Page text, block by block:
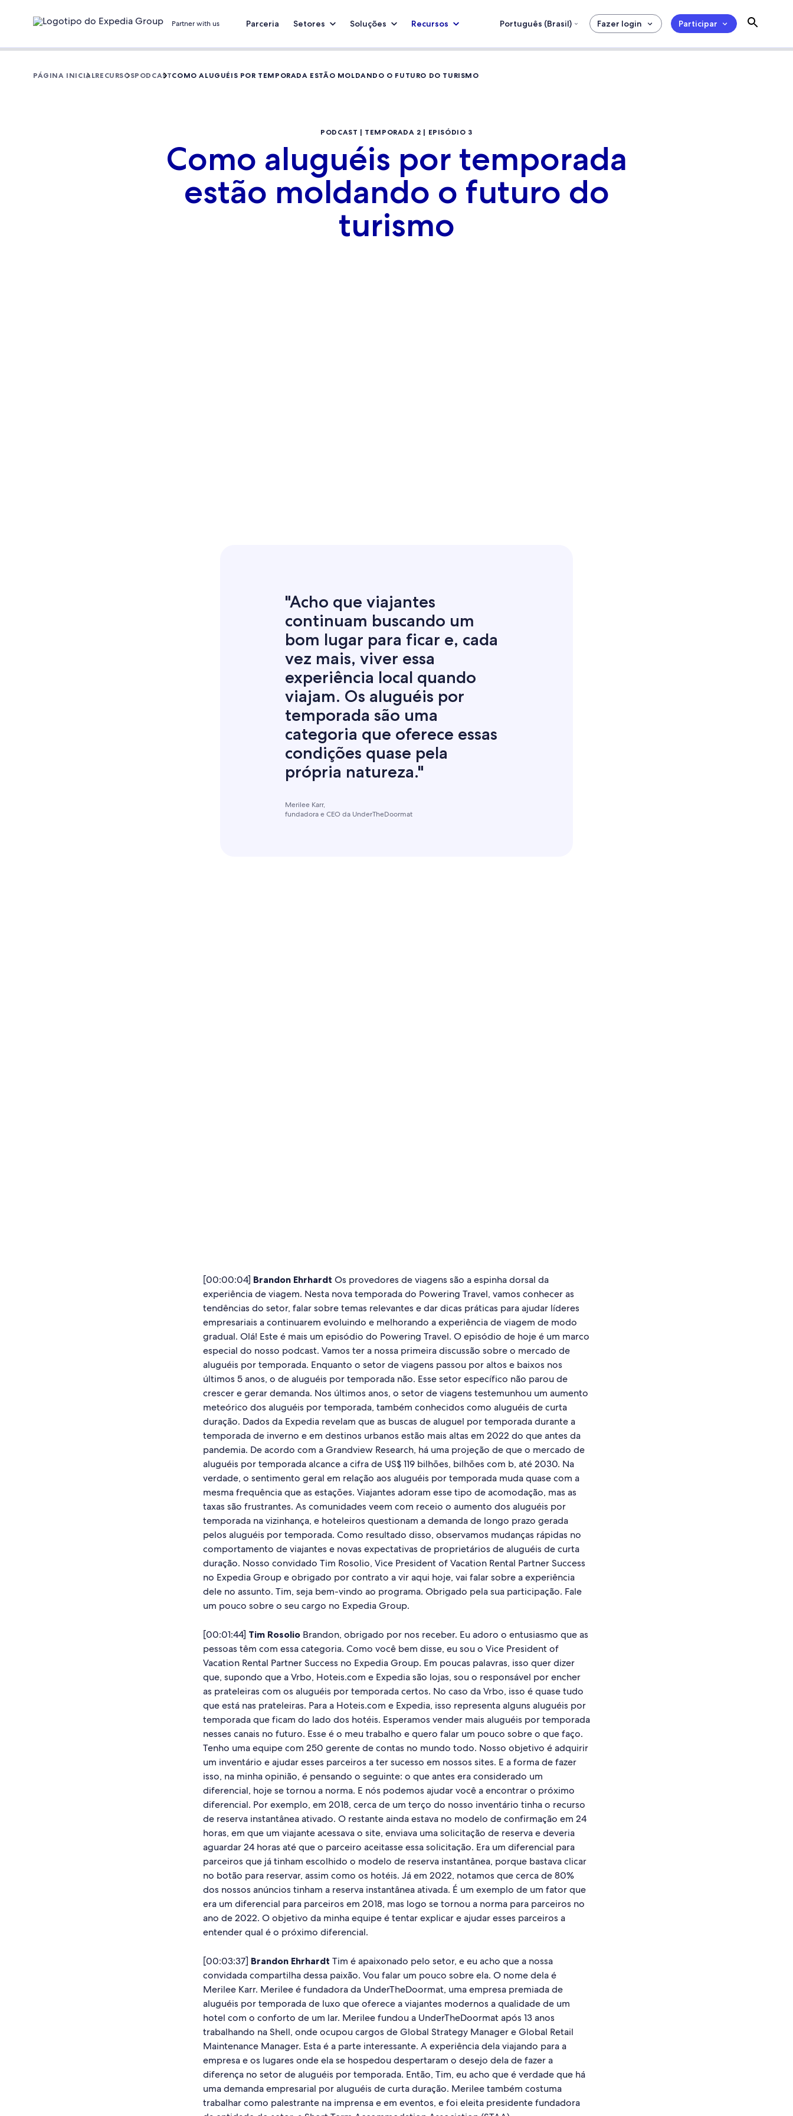
Partner with us Parceria Setores Soluções Recursos Português (Brasil) Fazer login Participar
PÁGINA INICIALRECURSOSPODCASTCOMO ALUGUÉIS POR TEMPORADA ESTÃO MOLDANDO O FUTURO DO TURISMO
PODCAST | TEMPORADA 2 | EPISÓDIO 3
Como aluguéis por temporada
estão moldando o futuro do
turismo
"Acho que viajantes
continuam buscando um
bom lugar para ficar e, cada
vez mais, viver essa
experiência local quando
viajam. Os aluguéis por
temporada são uma
categoria que oferece essas
condições quase pela
própria natureza."
Merilee Karr,
fundadora e CEO da UnderTheDoormat
[00:00:04] Brandon Ehrhardt Os provedores de viagens são a espinha dorsal da
experiência de viagem. Nesta nova temporada do Powering Travel, vamos conhecer as
tendências do setor, falar sobre temas relevantes e dar dicas práticas para ajudar líderes
empresariais a continuarem evoluindo e melhorando a experiência de viagem de modo
gradual. Olá! Este é mais um episódio do Powering Travel. O episódio de hoje é um marco
especial do nosso podcast. Vamos ter a nossa primeira discussão sobre o mercado de
aluguéis por temporada. Enquanto o setor de viagens passou por altos e baixos nos
últimos 5 anos, o de aluguéis por temporada não. Esse setor específico não parou de
crescer e gerar demanda. Nos últimos anos, o setor de viagens testemunhou um aumento
meteórico dos aluguéis por temporada, também conhecidos como aluguéis de curta
duração. Dados da Expedia revelam que as buscas de aluguel por temporada durante a
temporada de inverno e em destinos urbanos estão mais altas em 2022 do que antes da
pandemia. De acordo com a Grandview Research, há uma projeção de que o mercado de
aluguéis por temporada alcance a cifra de US$ 119 bilhões, bilhões com b, até 2030. Na
verdade, o sentimento geral em relação aos aluguéis por temporada muda quase com a
mesma frequência que as estações. Viajantes adoram esse tipo de acomodação, mas as
taxas são frustrantes. As comunidades veem com receio o aumento dos aluguéis por
temporada na vizinhança, e hoteleiros questionam a demanda de longo prazo gerada
pelos aluguéis por temporada. Como resultado disso, observamos mudanças rápidas no
comportamento de viajantes e novas expectativas de proprietários de aluguéis de curta
duração. Nosso convidado Tim Rosolio, Vice President of Vacation Rental Partner Success
no Expedia Group e obrigado por contrato a vir aqui hoje, vai falar sobre a experiência
dele no assunto. Tim, seja bem-vindo ao programa. Obrigado pela sua participação. Fale
um pouco sobre o seu cargo no Expedia Group.
[00:01:44] Tim RosolioBrandon, obrigado por nos receber. Eu adoro o entusiasmo que as
pessoas têm com essa categoria. Como você bem disse, eu sou o Vice President of
Vacation Rental Partner Success no Expedia Group. Em poucas palavras, isso quer dizer
que, supondo que a Vrbo, Hoteis.com e Expedia são lojas, sou o responsável por encher
as prateleiras com os aluguéis por temporada certos. No caso da Vrbo, isso é quase tudo
que está nas prateleiras. Para a Hoteis.com e Expedia, isso representa alguns aluguéis por
temporada que ficam do lado dos hotéis. Esperamos vender mais aluguéis por temporada
nesses canais no futuro. Esse é o meu trabalho e quero falar um pouco sobre o que faço.
Tenho uma equipe com 250 gerente de contas no mundo todo. Nosso objetivo é adquirir
um inventário e ajudar esses parceiros a ter sucesso em nossos sites. E a forma de fazer
isso, na minha opinião, é pensando o seguinte: o que antes era considerado um
diferencial, hoje se tornou a norma. E nós podemos ajudar você a encontrar o próximo
diferencial. Por exemplo, em 2018, cerca de um terço do nosso inventário tinha o recurso
de reserva instantânea ativado. O restante ainda estava no modelo de confirmação em 24
horas, em que um viajante acessava o site, enviava uma solicitação de reserva e deveria
aguardar 24 horas até que o parceiro aceitasse essa solicitação. Era um diferencial para
parceiros que já tinham escolhido o modelo de reserva instantânea, porque bastava clicar
no botão para reservar, assim como os hotéis. Já em 2022, notamos que cerca de 80%
dos nossos anúncios tinham a reserva instantânea ativada. É um exemplo de um fator que
era um diferencial para parceiros em 2018, mas logo se tornou a norma para parceiros no
ano de 2022. O objetivo da minha equipe é tentar explicar e ajudar esses parceiros a
entender qual é o próximo diferencial.
[00:03:37] Brandon Ehrhardt Tim é apaixonado pelo setor, e eu acho que a nossa
convidada compartilha dessa paixão. Vou falar um pouco sobre ela. O nome dela é
Merilee Karr. Merilee é fundadora da UnderTheDoormat, uma empresa premiada de
aluguéis por temporada de luxo que oferece a viajantes modernos a qualidade de um
hotel com o conforto de um lar. Merilee fundou a UnderTheDoormat após 13 anos
trabalhando na Shell, onde ocupou cargos de Global Strategy Manager e Global Retail
Maintenance Manager. Esta é a parte interessante. A experiência dela viajando para a
empresa e os lugares onde ela se hospedou despertaram o desejo dela de fazer a
diferença no setor de aluguéis por temporada. Então, Tim, eu acho que é verdade que há
uma demanda empresarial por aluguéis de curta duração. Merilee também costuma
trabalhar como palestrante na imprensa e em eventos, e foi eleita presidente fundadora